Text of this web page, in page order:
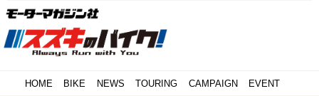
HOME BIKE NEWS TOURING CAMPAIGN EVENT